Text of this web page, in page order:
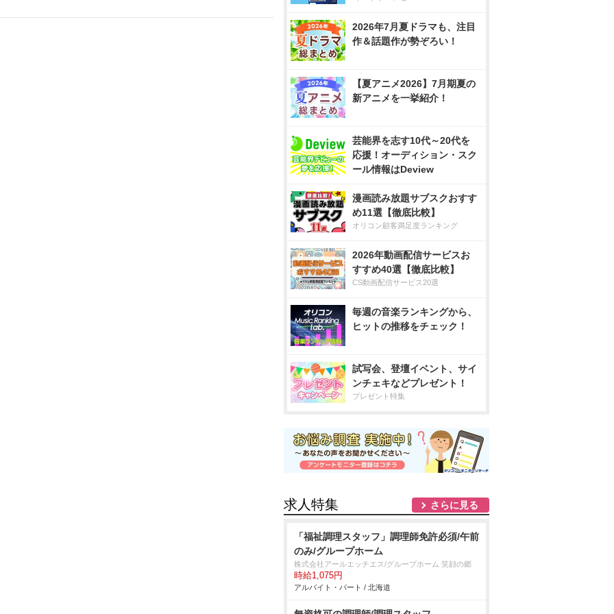
2026年7月夏ドラマも、注目
作＆話題作が勢ぞろい！
【夏アニメ2026】7月期夏の
新アニメを一挙紹介！
芸能界を志す10代～20代を
応援！オーディション・スク
ール情報はDeview
漫画読み放題サブスクおすす
め11選【徹底比較】
オリコン顧客満足度ランキング
2026年動画配信サービスお
すすめ40選【徹底比較】
CS動画配信サービス20選
毎週の音楽ランキングから、
ヒットの推移をチェック！
試写会、登壇イベント、サイ
ンチェキなどプレゼント！
プレゼント特集
求人特集 さらに見る
「福祉調理スタッフ」調理師免許必須/午前
のみ/グループホーム
株式会社アールエッチエス/グループホーム 笑顔の郷
時給1,075円
アルバイト・パート / 北海道